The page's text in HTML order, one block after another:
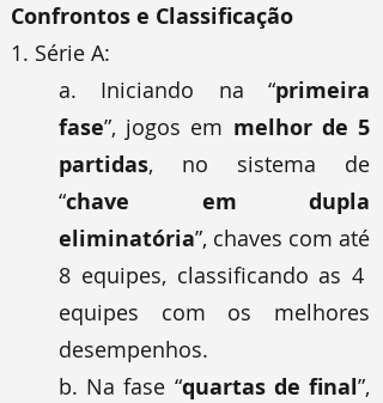
Confrontos e Classificação
1. Série A:
a. Iniciando na “primeira
fase”, jogos em melhor de 5
partidas, no sistema de
“chave em dupla
eliminatória”, chaves com até
8 equipes, classificando as 4
equipes com os melhores
desempenhos.
b. Na fase “quartas de final”,